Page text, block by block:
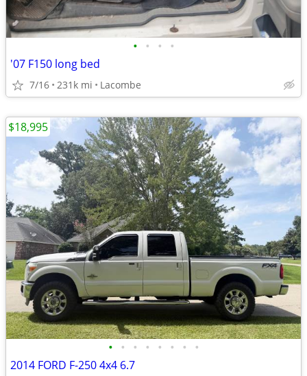
• • • •
'07 F150 long bed
7/16 231k mi Lacombe
• • • • • • • •
2014 FORD F-250 4x4 6.7
$18,995